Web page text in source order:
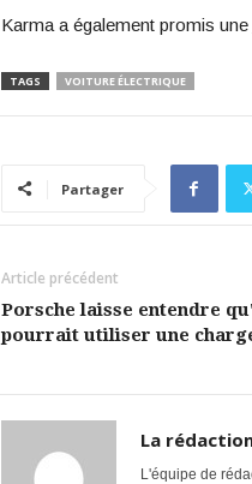
Karma a également promis une
TAGS VOITURE ÉLECTRIQUE
Partager
Article précédent
Porsche laisse entendre
pourrait utiliser une
La
L'équipe de